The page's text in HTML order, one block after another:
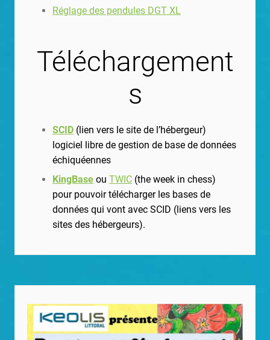
Réglage des pendules DGT XL
Téléchargement
s
SCID (lien vers le site de l’hébergeur)
logiciel libre de gestion de base de données
échiquéennes
KingBase ou TWIC (the week in chess)
pour pouvoir télécharger les bases de
données qui vont avec SCID (liens vers les
sites des hébergeurs).